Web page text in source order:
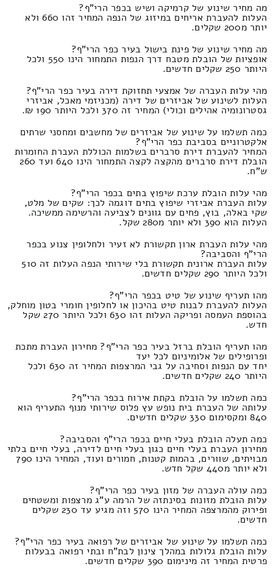
מה מחיר שינוע של קרמיקה ושיש בכפר הרי"ף?
העלות להעברת אריחים במיזוג של הנפה המחיר זהו 660 ולא
יותר מ200 שקלים.
מה מחיר שינוע של פינת בישול בעיר כפר הרי"ף?
אופציות של הובלת מטבח דרך הנפות התמחור הינו 550 ולכל
היותר 250 שקלים חדשים.
מהי עלות העברה של אמצעי תחזוקת דירה בעיר כפר הרי"ף?
העלות לשינוע של אביזרים של דירה (מכניזמי מאכל, אביזרי
גסטרונומיה אהילים וכולי) המחיר זה 370 ולכל היותר 190 ₪.
כמה תשלמו על שינוע של אביזרים של מחשבים ומחסני שרתים
אלקטרוניים בסביבת כפר הרי"ף?
המחיר להעברת דירת סרברים בשלמות הכוללת העברת החומרות
הובלת דירת סרברים מהקצה לקצה התמחור הינו 640 ועד 260
ש"ח.
מהי עלות הובלת ערכת שיפוץ בתים בכפר הרי"ף?
עלות העברת אביזרי שיפוץ בתים דוגמה לכך: שקים של מלט,
שקי באלה, בוץ, פחים עם גוונים לצביעה והרשימה ממשיכה.
העלות הוא 390 ולא יותר מ280 שקל.
מהי עלות העברת ארון תקשורת לא זעיר ולחלופין צנוע בכפר
הרי"ף והסביבה?
עלות העברת ארונית תקשורת בלי שירותי הנפה העלות זה 510
ולכל היותר 290 שקלים חדשים.
מהו תעריף שינוע של טיט בכפר הרי"ף?
העלות להעברת לבנות טיט בהיכון או לחלופין חומרי בטון מוחלק,
בהוספת העמסה ופריקה העלות זהו 630 ולכל היותר 270 שקל
חדש.
מהו תעריף הובלת ברזל בעיר כפר הרי"ף? מחירון העברת מתכת
ופרופילים של אלומיניום לכל יעד
יחד עם הנפות וסחיבה על גבי המרצפות המחיר זה 630 ולכל
היותר 240 שקלים חדשים.
כמה תשלמו על הובלת בקתת אירוח בכפר הרי"ף?
עלותה של העברת בית נופש עץ פלוס שירותי מנוף התעריף הוא
840 ומקסימום 330 שקלים חדשים.
כמה תעלה הובלת בעלי חיים בכפר הרי"ף והסביבה?
מחירון העברת בעלי חיים כגון בעלי חיים לדירה, בעלי חיים בלתי
מבויתים, שוורים, בהמות קטנות, חמורים ועוד, המחיר הינו 790
ולא יותר מ440 שקל חדש.
כמה עולה העברה של מזון בעיר כפר הרי"ף?
עלות הובלת מזונות בסינתזה של הרמה ע"ג מרצפות ומשטחים
ופירוק מהמרצפה המחיר הינו 570 וזה מגיע עד 230 שקלים
חדשים.
כמה תשלמו על שינוע של אביזרים של רפואה בעיר כפר הרי"ף?
עלות הובלת גלולות במהלך צינון לבת"ח ובתי רפואה בבעלות
פרטית המחיר זה מינימום 390 שקלים חדשים.